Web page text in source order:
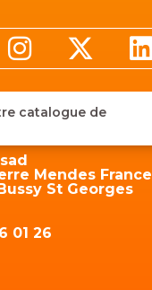
catalogue de
Mendes France
St Georges
01 26